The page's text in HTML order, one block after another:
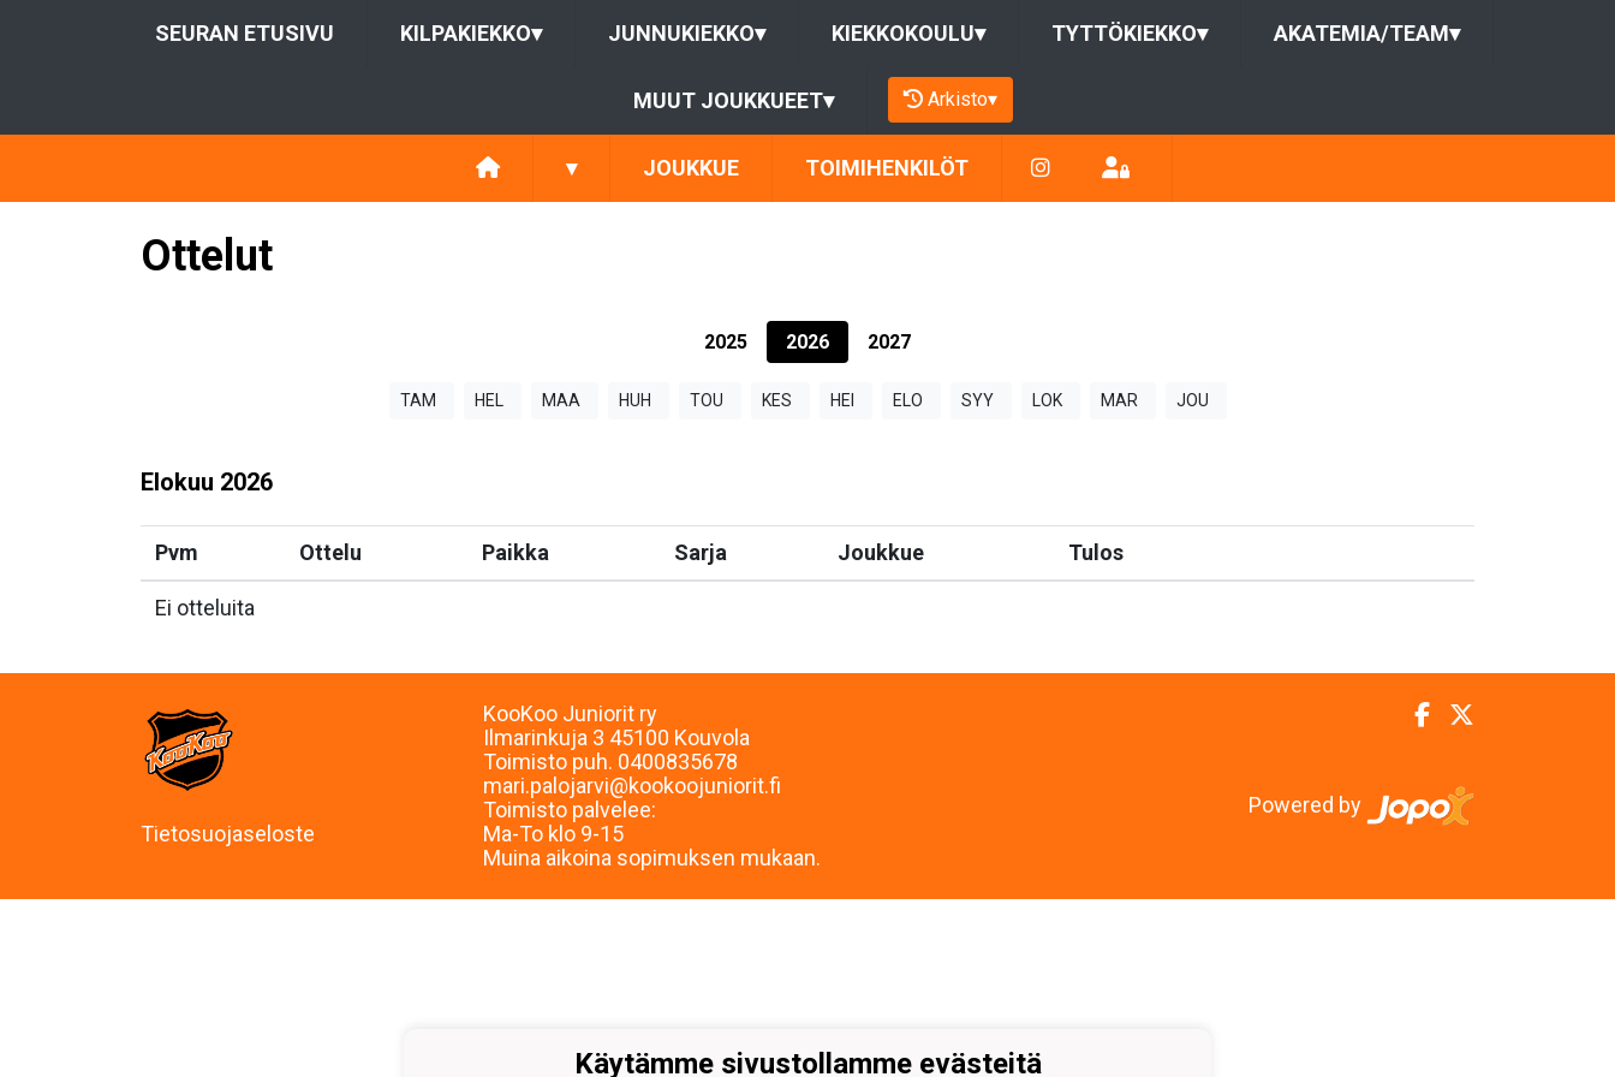
SEURAN ETUSIVU KILPAKIEKKO▾ JUNNUKIEKKO▾ KIEKKOKOULU▾ TYTTÖKIEKKO▾ AKATEMIA/TEAM▾
MUUT JOUKKUEET▾ Arkisto▾
▾ JOUKKUE TOIMIHENKILÖT
Ottelut
2025 2026 2027
TAM HEL MAA HUH TOU KES HEI ELO SYY LOK MAR JOU
Elokuu 2026
Pvm Ottelu Paikka Sarja Joukkue Tulos
Ei otteluita
Tietosuojaseloste
KooKoo Juniorit ry
Ilmarinkuja 3 45100 Kouvola
Toimisto puh. 0400835678
mari.palojarvi@kookoojuniorit.fi
Toimisto palvelee:
Ma-To klo 9-15
Muina aikoina sopimuksen mukaan.
Powered by
Käytämme sivustollamme evästeitä